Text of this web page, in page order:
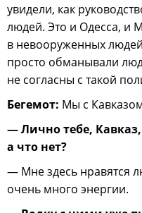
увидели, как
людей. Это и Одесса, и
в невооруженных
просто обманывали
не согласны с такой
Бегемот: Мы с
— Лично тебе,
а что нет?
— Мне здесь нравятся
очень много энергии.